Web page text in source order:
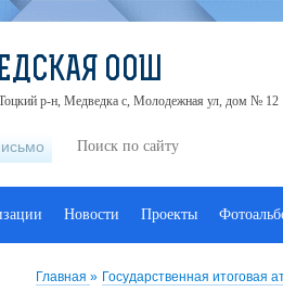
Главная » Государственная итоговая
ООШ
р-н, Медведка с, Молодежная ул, дом № 12
Новости Проекты